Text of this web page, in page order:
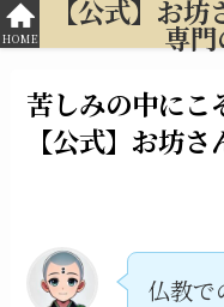
【公式】お
専
HOME
苦しみの中にこ
【公式】お坊
仏教で